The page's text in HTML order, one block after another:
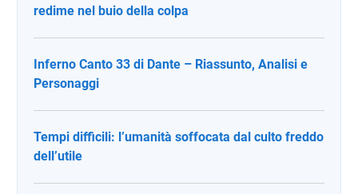
redime nel buio della colpa
Inferno Canto 33 di Dante – Riassunto, Analisi e
Personaggi
Tempi difficili: l’umanità soffocata dal culto freddo
dell’utile